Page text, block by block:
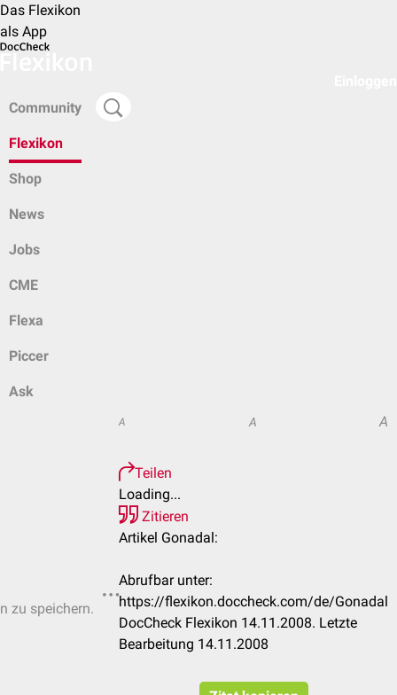
Das Flexikon
als App
Community
Flexikon
Shop
News
Jobs
CME
Flexa
Piccer
Ask
zu speichern.
A A A
Teilen
Loading...
Zitieren
Artikel Gonadal:
Abrufbar unter:
https://flexikon.doccheck.com/de/Gonadal
DocCheck Flexikon 14.11.2008. Letzte
Bearbeitung 14.11.2008